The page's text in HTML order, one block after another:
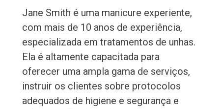
Jane Smith é uma manicure experiente,
com mais de 10 anos de experiência,
especializada em tratamentos de unhas.
Ela é altamente capacitada para
oferecer uma ampla gama de serviços,
instruir os clientes sobre protocolos
adequados de higiene e segurança e